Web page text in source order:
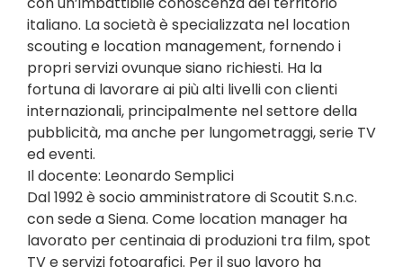
italiano. La società è specializzata nel location
scouting e location management, fornendo i
propri servizi ovunque siano richiesti. Ha la
fortuna di lavorare ai più alti livelli con clienti
internazionali, principalmente nel settore della
pubblicità, ma anche per lungometraggi, serie TV
ed eventi.
Il docente: Leonardo Semplici
Dal 1992 è socio amministratore di Scoutit S.n.c.
con sede a Siena. Come location manager ha
lavorato per centinaia di produzioni tra film, spot
TV e servizi fotografici. Per il suo lavoro ha